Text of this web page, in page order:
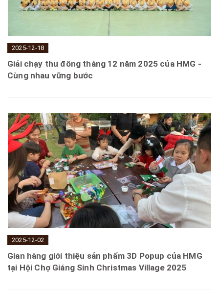
2025-12-18
Giải chạy thu đông tháng 12 năm 2025 của HMG -
Cùng nhau vững bước
2025-12-02
Gian hàng giới thiệu sản phẩm 3D Popup của HMG
tại Hội Chợ Giáng Sinh Christmas Village 2025